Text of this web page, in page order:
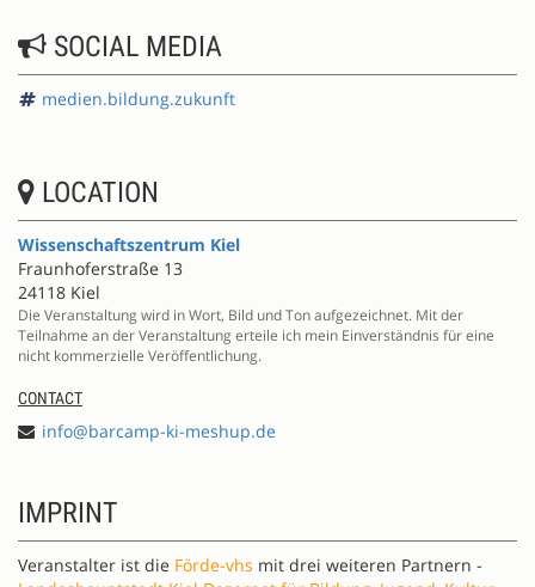
SOCIAL MEDIA
medien.bildung.zukunft
LOCATION
Wissenschaftszentrum Kiel
Fraunhoferstraße 13
24118 Kiel
Die Veranstaltung wird in Wort, Bild und Ton aufgezeichnet. Mit der
Teilnahme an der Veranstaltung erteile ich mein Einverständnis für eine
nicht kommerzielle Veröffentlichung.
CONTACT
info@barcamp-ki-meshup.de
IMPRINT
Veranstalter ist die Förde-vhs mit drei weiteren Partnern -